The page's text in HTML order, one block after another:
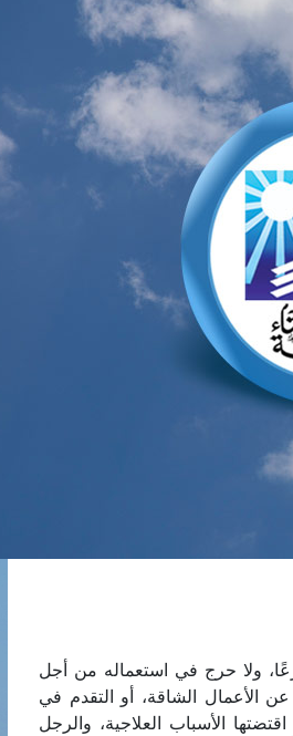
ولا حرج في استعماله من أجل
عن الأعمال الشاقة، أو التقدم في
الأسباب العلاجية، والرجل